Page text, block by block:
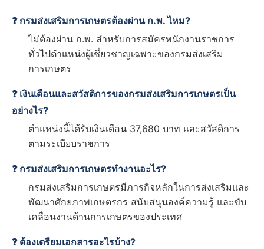
❓ กรมส่งเสริมการเกษตรต้องผ่าน ก.พ. ไหม?
ไม่ต้องผ่าน ก.พ. สำหรับการสมัครพนักงานราชการ
ทั่วไปตำแหน่งผู้เชี่ยวชาญเฉพาะของกรมส่งเสริม
การเกษตร
❓ เงินเดือนและสวัสดิการของกรมส่งเสริมการเกษตรเป็น
อย่างไร?
ตำแหน่งนี้ได้รับเงินเดือน 37,680 บาท และสวัสดิการ
ตามระเบียบราชการ
❓ กรมส่งเสริมการเกษตรทำงานอะไร?
กรมส่งเสริมการเกษตรมีภารกิจหลักในการส่งเสริมและ
พัฒนาศักยภาพเกษตรกร สนับสนุนองค์ความรู้ และขับ
เคลื่อนงานด้านการเกษตรของประเทศ
❓ ต้องเตรียมเอกสารอะไรบ้าง?